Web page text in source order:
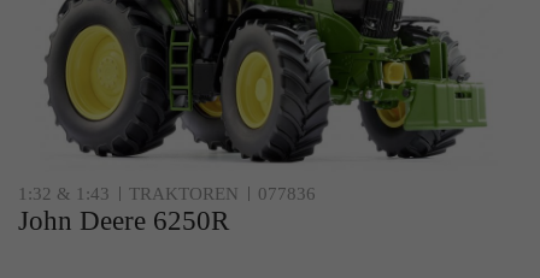
1:32 & 1:43 TRAKTOREN 077836
John Deere 6250R